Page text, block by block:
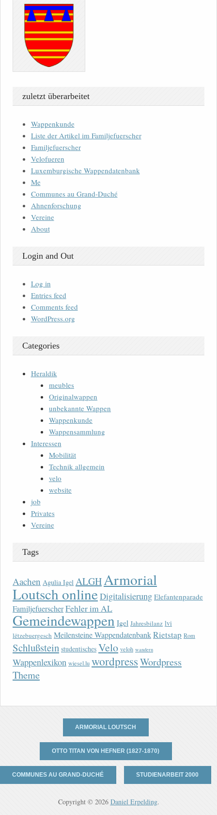
zuletzt überarbeitet
Wappenkunde
Liste der Artikel im Familjefuerscher
Familjefuerscher
Velofueren
Luxemburgische Wappendatenbank
Me
Communes au Grand-Duché
Ahnenforschung
Vereine
About
Login and Out
Log in
Entries feed
Comments feed
WordPress.org
Categories
Heraldik
meubles
Originalwappen
unbekannte Wappen
Wappenkunde
Wappensammlung
Interessen
Mobilität
Technik allgemein
velo
website
job
Privates
Vereine
Tags
Aachen Agulia Igel ALGHArmorial
Loutsch onlineDigitalisierung Elefantenparade
FamiljefuerscherFehler im AL
Gemeindewappen Igel Jahresbilanz lvi
lëtzebuergesch Meilensteine WappendatenbankRietstap Rom
Schlußstein studentisches Velo veloh wandern
Wappenlexikon wiesel.lu wordpressWordpress
Theme
ARMORIAL LOUTSCH
OTTO TITAN VON HEFNER (1827-1870)
COMMUNES AU GRAND-DUCHÉ STUDIENARBEIT 2000
Copyright © 2026 Daniel Erpelding.